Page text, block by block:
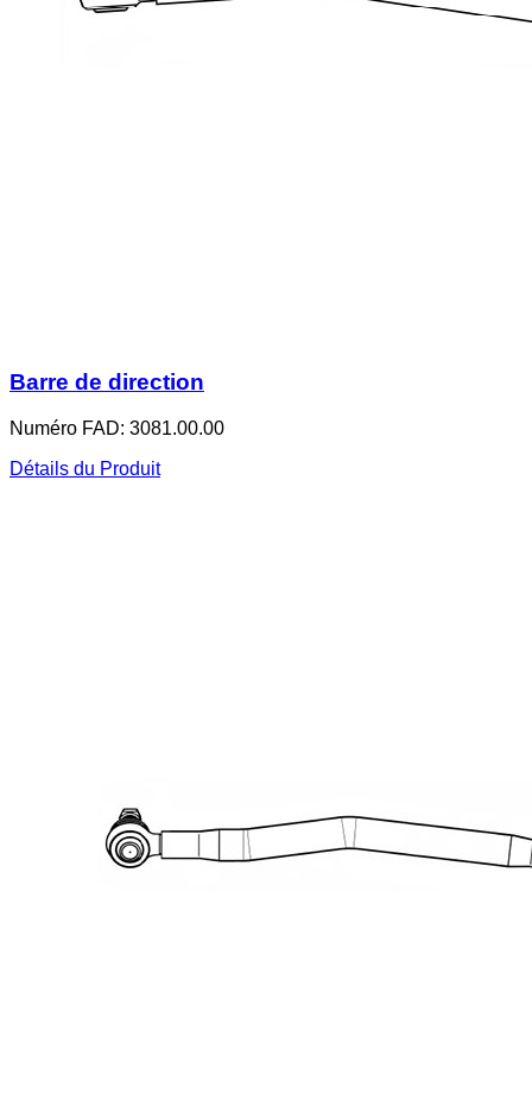
Barre de direction
Numéro FAD: 3081.00.00
Détails du Produit